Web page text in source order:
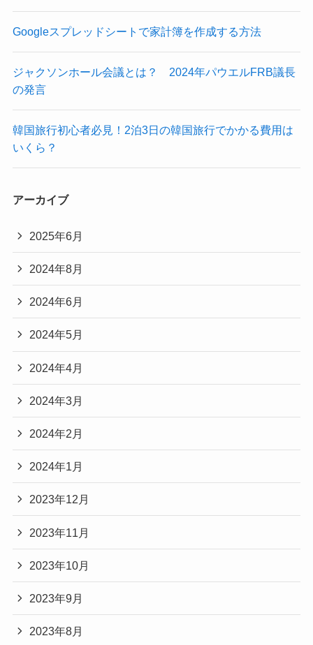
Googleスプレッドシートで家計簿を作成する方法
ジャクソンホール会議とは？ 2024年パウエルFRB議長
の発言
韓国旅行初心者必見！2泊3日の韓国旅行でかかる費用は
いくら？
アーカイブ
2025年6月
2024年8月
2024年6月
2024年5月
2024年4月
2024年3月
2024年2月
2024年1月
2023年12月
2023年11月
2023年10月
2023年9月
2023年8月